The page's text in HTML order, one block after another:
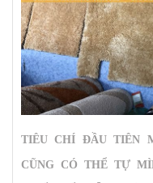
TIÊU CHÍ ĐẦU TIÊN
CŨNG CÓ THỂ TỰ